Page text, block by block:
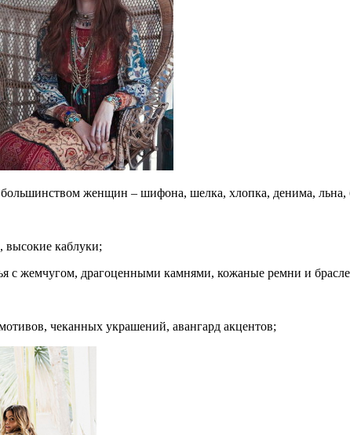
женщин – шифона, шелка, хлопка, денима, льна,
высокие каблуки;
с жемчугом, драгоценными камнями, кожаные ремни и
чеканных украшений, авангард акцентов;